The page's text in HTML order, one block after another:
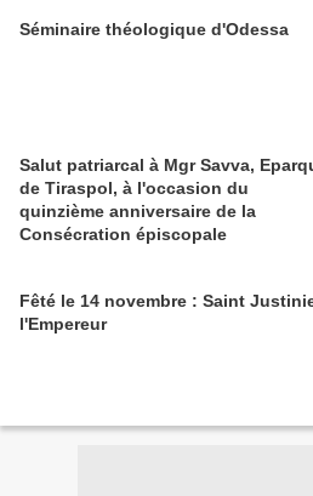
Séminaire théologique d'Odessa
Salut patriarcal à Mgr Savva,
de Tiraspol, à l'occasion du
quinzième anniversaire de la
Consécration épiscopale
Fêté le 14 novembre : Saint
l'Empereur